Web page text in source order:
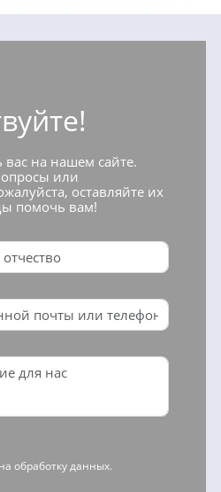
на нашем сайте.
или
оставляйте их
помочь вам!
обработку данных.